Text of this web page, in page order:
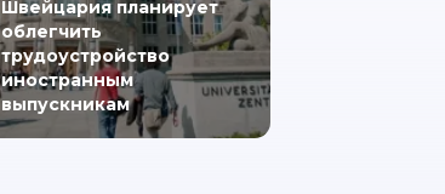
Швейцария планирует
облегчить
трудоустройство
иностранным
выпускникам